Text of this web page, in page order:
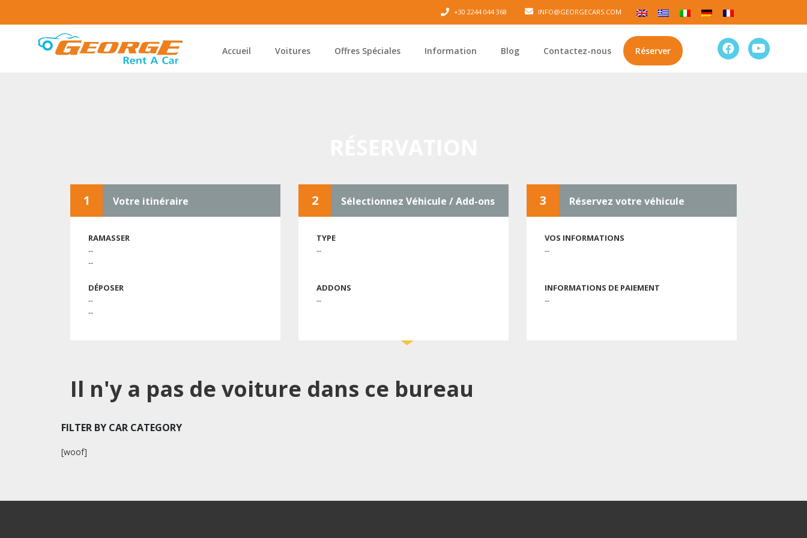
INFO@GEORGECARS.COM
+30 2244 044 368
Accueil Voitures Offres Spéciales Information Blog Contactez-nous Réserver
1 Votre itinéraire
RAMASSER
--
--
DÉPOSER
--
--
2 Sélectionnez Véhicule / Add-ons
TYPE
--
ADDONS
--
3 Réservez votre véhicule
VOS INFORMATIONS
--
INFORMATIONS DE PAIEMENT
--
Il n'y a pas de voiture dans ce bureau
FILTER BY CAR CATEGORY
[woof]